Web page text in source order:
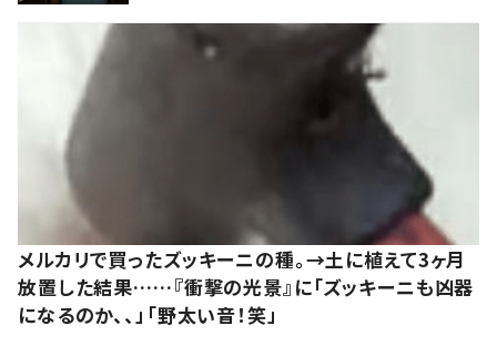
メルカリで買ったズッキーニの種。→土に植えて3ヶ月
放置した結果……『衝撃の光景』に「ズッキーニも凶器
になるのか、、」「野太い音！笑」